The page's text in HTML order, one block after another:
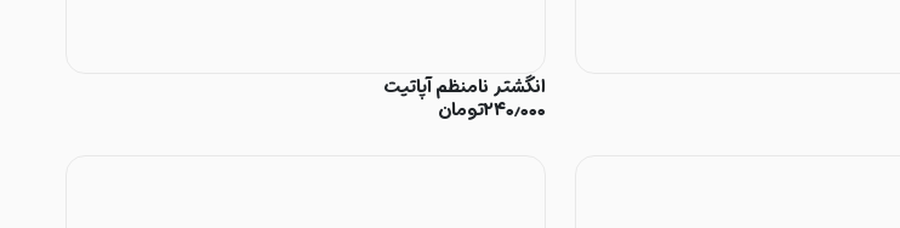
انگشتر نامنظم آپاتیت
۲۴۰٫۰۰۰تومان